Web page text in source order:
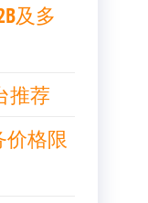
及多
推荐
价格限